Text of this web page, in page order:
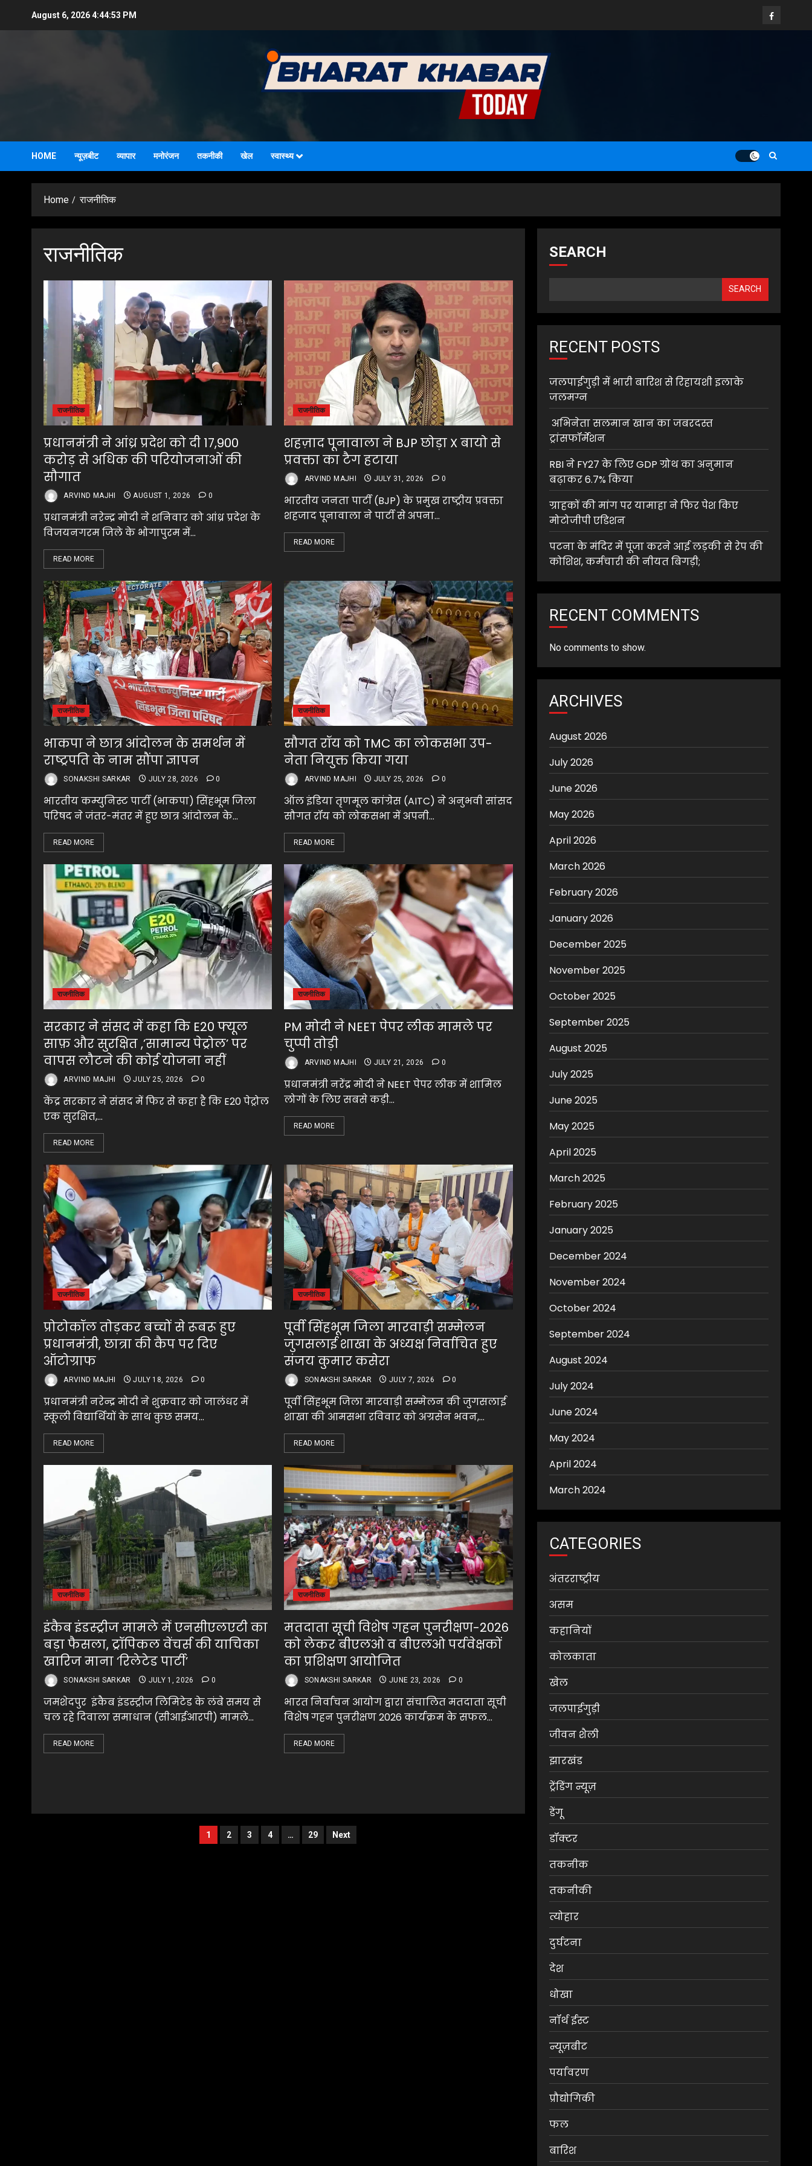
August 6, 20264:44:54 PM Facebook
HOME न्यूज़बीट व्यापार मनोरंजन तकनीकी खेल स्वास्थ्य
Home राजनीतिक
राजनीतिक
राजनीतिक
प्रधानमंत्री ने आंध्र प्रदेश को दी 17,900
करोड़ से अधिक की परियोजनाओं की
सौगात
ARVIND MAJHI AUGUST 1, 2026 0
प्रधानमंत्री नरेन्द्र मोदी ने शनिवार को आंध्र प्रदेश के
विजयनगरम जिले के भोगापुरम में...
READ MORE
राजनीतिक
शहज़ाद पूनावाला ने BJP छोड़ा X बायो से
प्रवक्ता का टैग हटाया
ARVIND MAJHI JULY 31, 2026 0
भारतीय जनता पार्टी (BJP) के प्रमुख राष्ट्रीय प्रवक्ता
शहजाद पूनावाला ने पार्टी से अपना...
READ MORE
राजनीतिक
भाकपा ने छात्र आंदोलन के समर्थन में
राष्ट्रपति के नाम सौंपा ज्ञापन
SONAKSHI SARKAR JULY 28, 2026 0
भारतीय कम्युनिस्ट पार्टी (भाकपा) सिंहभूम जिला
परिषद ने जंतर-मंतर में हुए छात्र आंदोलन के...
READ MORE
राजनीतिक
सौगत रॉय को TMC का लोकसभा उप-
नेता नियुक्त किया गया
ARVIND MAJHI JULY 25, 2026 0
ऑल इंडिया तृणमूल कांग्रेस (AITC) ने अनुभवी सांसद
सौगत रॉय को लोकसभा में अपनी...
READ MORE
राजनीतिक
सरकार ने संसद में कहा कि E20 फ्यूल
साफ़ और सुरक्षित ,’सामान्य पेट्रोल’ पर
वापस लौटने की कोई योजना नहीं
ARVIND MAJHI JULY 25, 2026 0
केंद्र सरकार ने संसद में फिर से कहा है कि E20 पेट्रोल
एक सुरक्षित,...
READ MORE
राजनीतिक
PM मोदी ने NEET पेपर लीक मामले पर
चुप्पी तोड़ी
ARVIND MAJHI JULY 21, 2026 0
प्रधानमंत्री नरेंद्र मोदी ने NEET पेपर लीक में शामिल
लोगों के लिए सबसे कड़ी...
READ MORE
राजनीतिक
प्रोटोकॉल तोड़कर बच्चों से रूबरू हुए
प्रधानमंत्री, छात्रा की कैप पर दिए
ऑटोग्राफ
ARVIND MAJHI JULY 18, 2026 0
प्रधानमंत्री नरेन्द्र मोदी ने शुक्रवार को जालंधर में
स्कूली विद्यार्थियों के साथ कुछ समय...
READ MORE
राजनीतिक
पूर्वी सिंहभूम जिला मारवाड़ी सम्मेलन
जुगसलाई शाखा के अध्यक्ष निर्वाचित हुए
संजय कुमार कसेरा
SONAKSHI SARKAR JULY 7, 2026 0
पूर्वी सिंहभूम जिला मारवाड़ी सम्मेलन की जुगसलाई
शाखा की आमसभा रविवार को अग्रसेन भवन,...
READ MORE
राजनीतिक
इंकैब इंडस्ट्रीज मामले में एनसीएलएटी का
बड़ा फैसला, ट्रॉपिकल वेंचर्स की याचिका
खारिज माना ‘रिलेटेड पार्टी’
SONAKSHI SARKAR JULY 1, 2026 0
जमशेदपुर इंकैब इंडस्ट्रीज लिमिटेड के लंबे समय से
चल रहे दिवाला समाधान (सीआईआरपी) मामले...
READ MORE
राजनीतिक
मतदाता सूची विशेष गहन पुनरीक्षण-2026
को लेकर बीएलओ व बीएलओ पर्यवेक्षकों
का प्रशिक्षण आयोजित
SONAKSHI SARKAR JUNE 23, 2026 0
भारत निर्वाचन आयोग द्वारा संचालित मतदाता सूची
विशेष गहन पुनरीक्षण 2026 कार्यक्रम के सफल...
READ MORE
1 2 3 4 … 29 Next
SEARCH
SEARCH
RECENT POSTS
जलपाईगुड़ी में भारी बारिश से रिहायशी इलाके
जलमग्न
अभिनेता सलमान खान का जबरदस्त
ट्रांसफॉर्मेशन
RBI ने FY27 के लिए GDP ग्रोथ का अनुमान
बढ़ाकर 6.7% किया
ग्राहकों की मांग पर यामाहा ने फिर पेश किए
मोटोजीपी एडिशन
पटना के मंदिर में पूजा करने आई लड़की से रेप की
कोशिश, कर्मचारी की नीयत बिगड़ी;
RECENT COMMENTS
No comments to show.
ARCHIVES
August 2026
July 2026
June 2026
May 2026
April 2026
March 2026
February 2026
January 2026
December 2025
November 2025
October 2025
September 2025
August 2025
July 2025
June 2025
May 2025
April 2025
March 2025
February 2025
January 2025
December 2024
November 2024
October 2024
September 2024
August 2024
July 2024
June 2024
May 2024
April 2024
March 2024
CATEGORIES
अंतरराष्ट्रीय
असम
कहानियों
कोलकाता
खेल
जलपाईगुड़ी
जीवन शैली
झारखंड
ट्रेंडिंग न्यूज़
डेंगू
डॉक्टर
तकनीक
तकनीकी
त्योहार
दुर्घटना
देश
धोखा
नॉर्थ ईस्ट
न्यूज़बीट
पर्यावरण
प्रौद्योगिकी
फल
बारिश